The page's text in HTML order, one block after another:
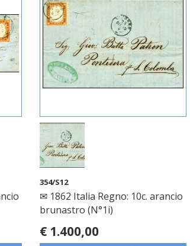
354/S12
✉ 1862 Italia Regno: 10c. arancio
brunastro (N°1i)
€ 1.400,00